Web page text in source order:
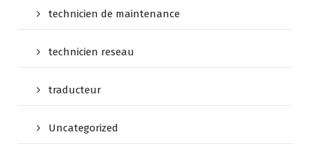
technicien de maintenance
technicien reseau
traducteur
Uncategorized